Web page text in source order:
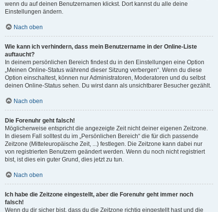
wenn du auf deinen Benutzernamen klickst. Dort kannst du alle deine
Einstellungen ändern.
Nach oben
Wie kann ich verhindern, dass mein Benutzername in der Online-Liste
auftaucht?
In deinem persönlichen Bereich findest du in den Einstellungen eine Option
„Meinen Online-Status während dieser Sitzung verbergen“. Wenn du diese
Option einschaltest, können nur Administratoren, Moderatoren und du selbst
deinen Online-Status sehen. Du wirst dann als unsichtbarer Besucher gezählt.
Nach oben
Die Forenuhr geht falsch!
Möglicherweise entspricht die angezeigte Zeit nicht deiner eigenen Zeitzone.
In diesem Fall solltest du im „Persönlichen Bereich“ die für dich passende
Zeitzone (Mitteleuropäische Zeit, ...) festlegen. Die Zeitzone kann dabei nur
von registrierten Benutzern geändert werden. Wenn du noch nicht registriert
bist, ist dies ein guter Grund, dies jetzt zu tun.
Nach oben
Ich habe die Zeitzone eingestellt, aber die Forenuhr geht immer noch
falsch!
Wenn du dir sicher bist, dass du die Zeitzone richtig eingestellt hast und die